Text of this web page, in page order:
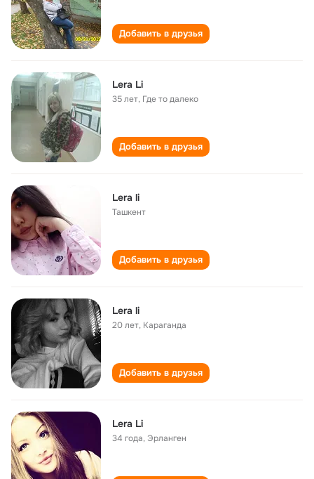
Добавить в друзья
Lera Li
35 лет, Где то далеко
Добавить в друзья
Lera li
Ташкент
Добавить в друзья
Lera li
20 лет, Караганда
Добавить в друзья
Lera Li
34 года, Эрланген